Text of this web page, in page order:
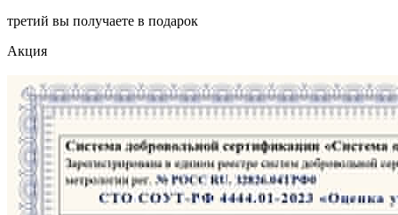
третий вы получаете в подарок
Акция